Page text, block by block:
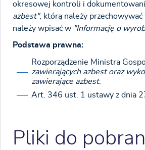
okresowej kontroli i
azbest", którą należy przechowywać
należy wpisać w "Informację o
Podstawa prawna:
Rozporządzenie Ministra
zawierających azbest oraz
zawierające azbest.
Art. 346 ust. 1 ustawy z dnia
Pliki do